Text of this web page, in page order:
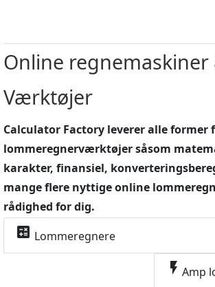
Online regnemaskiner
Værktøjer
Calculator Factory leverer alle former
lommeregnerværktøjer såsom
karakter, finansiel,
mange flere nyttige online
rådighed for dig.
calculate Lommeregnere
flash_on Amp